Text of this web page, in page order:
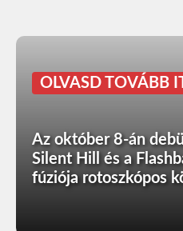
OLVASD TOVÁBB
Az október 8-án
Silent Hill és a
fúziója rotoszkópos